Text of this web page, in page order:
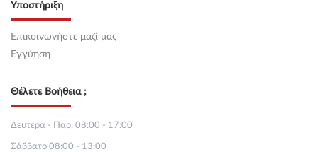
Υποστήριξη
Επικοινωνήστε μαζί μας
Εγγύηση
Θέλετε Βοήθεια ;
Δευτέρα - Παρ. 08:00 - 17:00
Σάββατο 08:00 - 13:00